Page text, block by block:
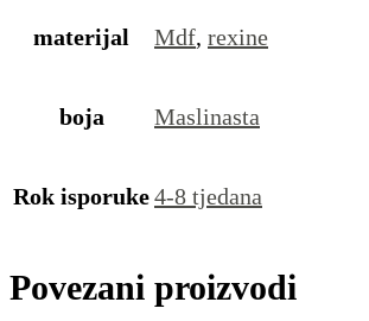
materijal Mdf, rexine
boja Maslinasta
Rok isporuke4-8 tjedana
Povezani proizvodi